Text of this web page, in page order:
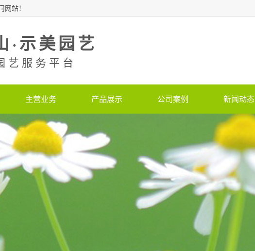
站！
·示美园艺
艺服务平台
主营业务 产品展示 公司案例 新闻动态